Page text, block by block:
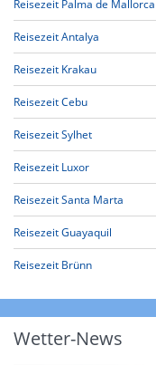
Reisezeit Palma de Mallorca
Reisezeit Antalya
Reisezeit Krakau
Reisezeit Cebu
Reisezeit Sylhet
Reisezeit Luxor
Reisezeit Santa Marta
Reisezeit Guayaquil
Reisezeit Brünn
Wetter-News